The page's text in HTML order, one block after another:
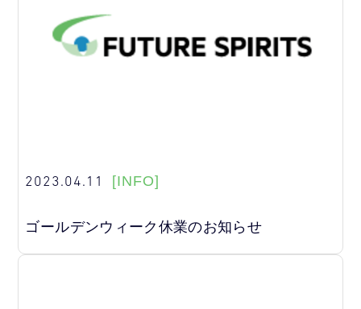
2023.04.11 [INFO]
ゴールデンウィーク休業のお知らせ